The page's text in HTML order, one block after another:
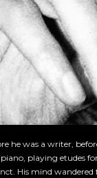
he was a writer,
playing etudes
His mind